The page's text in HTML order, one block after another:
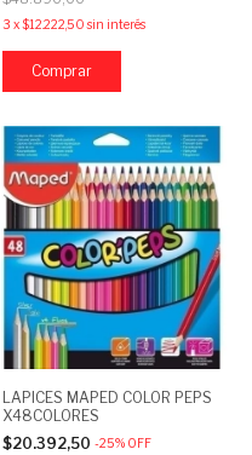
3 x$12.222,50 sin interés
LAPICES MAPED COLOR PEPS
X48COLORES
$20.392,50 -25% OFF